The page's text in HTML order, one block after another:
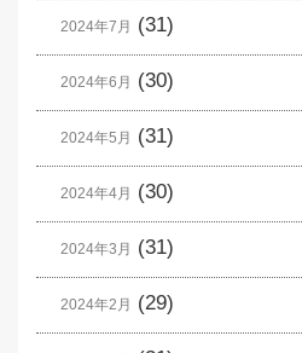
2024年7月 (31)
2024年6月 (30)
2024年5月 (31)
2024年4月 (30)
2024年3月 (31)
2024年2月 (29)